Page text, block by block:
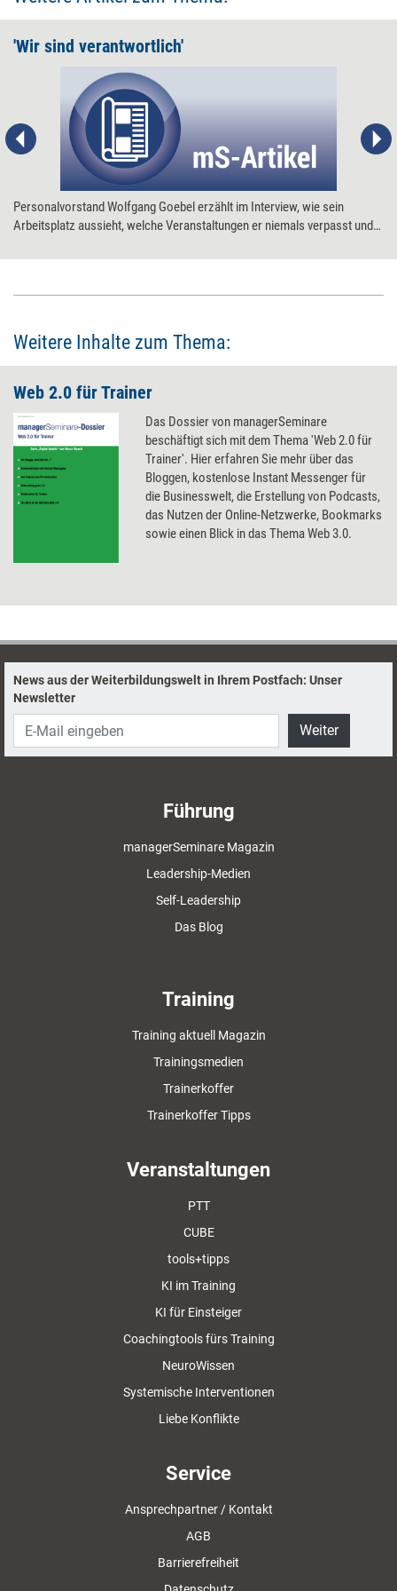
'Wir sind verantwortlich'
Personalvorstand Wolfgang Goebel erzählt im Interview, wie sein
Arbeitsplatz aussieht, welche Veranstaltungen er niemals verpasst und
Weitere Inhalte zum Thema:
Web 2.0 für Trainer
Das Dossier von managerSeminare
beschäftigt sich mit dem Thema 'Web 2.0 für
Trainer'. Hier erfahren Sie mehr über das
Bloggen, kostenlose Instant Messenger für
die Businesswelt, die Erstellung von Podcasts,
das Nutzen der Online-Netzwerke, Bookmarks
sowie einen Blick in das Thema Web 3.0.
News aus der Weiterbildungswelt in Ihrem Postfach: Unser
Newsletter
Weiter
Führung
managerSeminare Magazin
Leadership-Medien
Self-Leadership
Das Blog
Training
Training aktuell Magazin
Trainingsmedien
Trainerkoffer
Trainerkoffer Tipps
Veranstaltungen
PTT
CUBE
tools+tipps
KI im Training
KI für Einsteiger
Coachingtools fürs Training
NeuroWissen
Systemische Interventionen
Liebe Konflikte
Service
Ansprechpartner / Kontakt
AGB
Barrierefreiheit